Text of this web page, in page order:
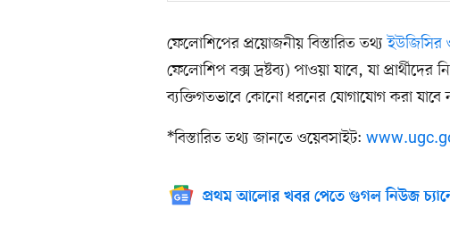
ফেলোশিপের প্রয়োজনীয় বিস্তারিত তথ্যইউজিসির
ফেলোশিপ বক্স দ্রষ্টব্য) পাওয়া যাবে, যা
ব্যক্তিগতভাবে কোনো ধরনের যোগাযোগ করা যাবে
*বিস্তারিত তথ্য জানতে ওয়েবসাইট:
প্রথম আলোর খবর পেতে গুগল নিউজ